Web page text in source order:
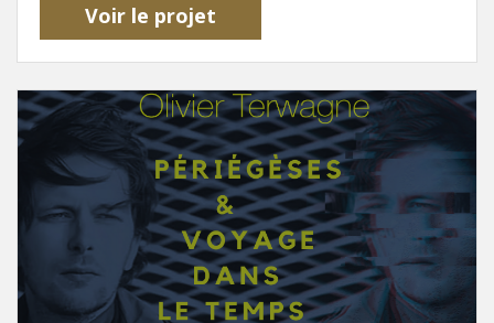
Voir le projet